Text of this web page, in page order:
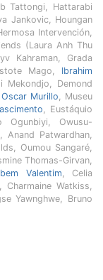
Tattongi, Hattarabi
Jankovic, Houngan
Intervención,
(Laura Anh Thu
Kahraman, Grada
Mago, Ibrahim
Mekondjo, Demond
Oscar Murillo, Museu
, Eustáquio
Ogunbiyi, Owusu-
Anand Patwardhan,
Oumou Sangaré,
Thomas-Girvan,
Valentim, Celia
Watkiss,
Yawnghwe, Bruno